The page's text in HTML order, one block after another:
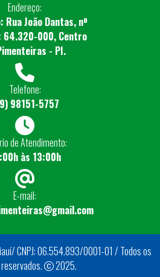
Endereço:
Rua João Dantas, nº
64.320-000, Centro
- PI.
Telefone:
98151-5757
de Atendimento:
às 13:00h
E-mail:
CNPJ: 06.554.893/0001-01 / Todos os
2025.